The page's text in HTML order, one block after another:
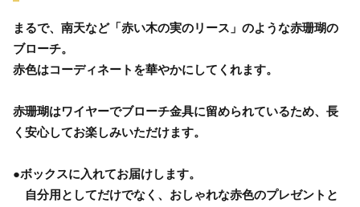
まるで、南天など「赤い木の実のリース」のような赤珊瑚の
ブローチ。
赤色はコーディネートを華やかにしてくれます。
赤珊瑚はワイヤーでブローチ金具に留められているため、長
く安心してお楽しみいただけます。
●ボックスに入れてお届けします。
自分用としてだけでなく、おしゃれな赤色のプレゼントと